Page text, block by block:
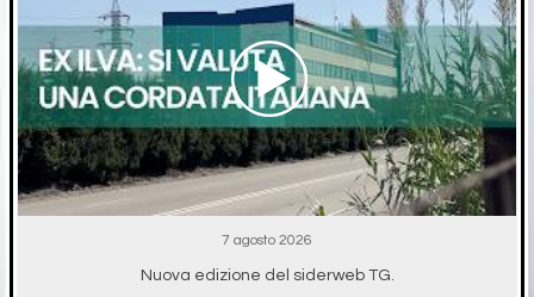
7 agosto 2026
Nuova edizione del siderweb TG.